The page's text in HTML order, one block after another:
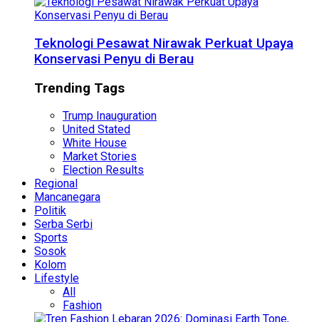
Teknologi Pesawat Nirawak Perkuat Upaya
Konservasi Penyu di Berau
Trending Tags
Trump Inauguration
United Stated
White House
Market Stories
Election Results
Regional
Mancanegara
Politik
Serba Serbi
Sports
Sosok
Kolom
Lifestyle
All
Fashion